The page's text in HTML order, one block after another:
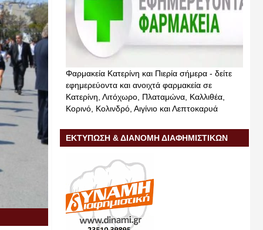
Φαρμακεία Κατερίνη και Πιερία σήμερα - δείτε
εφημερεύοντα και ανοιχτά φαρμακεία σε
Κατερίνη, Λιτόχωρο, Πλαταμώνα, Καλλιθέα,
Κορινό, Κολινδρό, Αιγίνιο και Λεπτοκαρυά
ΕΚΤΥΠΩΣΗ & ΔΙΑΝΟΜΗ ΔΙΑΦΗΜΙΣΤΙΚΩΝ